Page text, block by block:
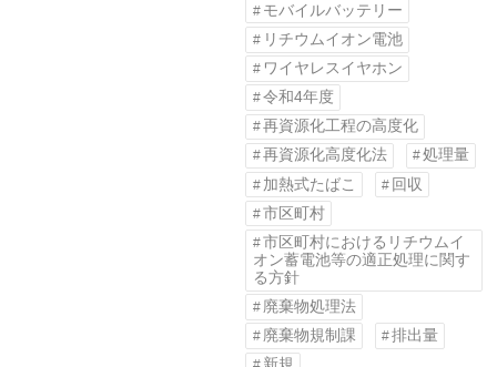
モバイルバッテリー
リチウムイオン電池
ワイヤレスイヤホン
令和4年度
再資源化工程の高度化
再資源化高度化法
処理量
加熱式たばこ
回収
市区町村
市区町村におけるリチウムイ
オン蓄電池等の適正処理に関す
る方針
廃棄物処理法
廃棄物規制課
排出量